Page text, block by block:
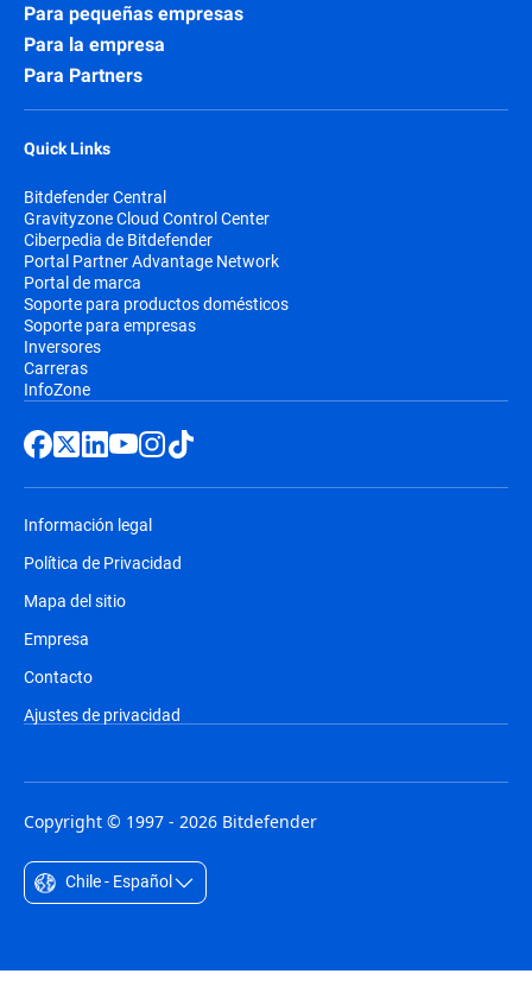
Para pequeñas empresas
Para la empresa
Para Partners
Quick Links
Bitdefender Central
Gravityzone Cloud Control Center
Ciberpedia de Bitdefender
Portal Partner Advantage Network
Portal de marca
Soporte para productos domésticos
Soporte para empresas
Inversores
Carreras
InfoZone
Información legal
Política de Privacidad
Mapa del sitio
Empresa
Contacto
Ajustes de privacidad
Copyright © 1997 - 2026 Bitdefender
Chile - Español